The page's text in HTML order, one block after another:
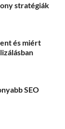
stratégiák
és miért
SEO